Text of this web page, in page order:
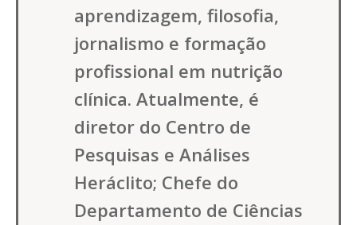
aprendizagem, filosofia,
jornalismo e formação
profissional em nutrição
clínica. Atualmente, é
diretor do Centro de
Pesquisas e Análises
Heráclito; Chefe do
Departamento de Ciências